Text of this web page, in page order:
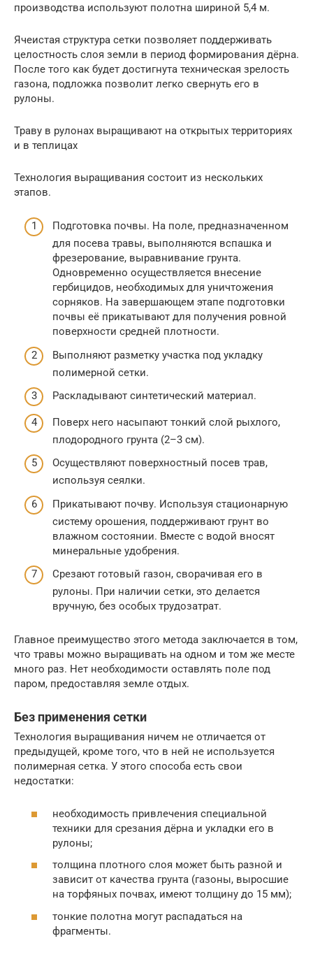
производства используют полотна шириной 5,4 м.
Ячеистая структура сетки позволяет поддерживать
целостность слоя земли в период формирования дёрна.
После того как будет достигнута техническая зрелость
газона, подложка позволит легко свернуть его в
рулоны.
Траву в рулонах выращивают на открытых территориях
и в теплицах
Технология выращивания состоит из нескольких
этапов.
Подготовка почвы. На поле, предназначенном
для посева травы, выполняются вспашка и
фрезерование, выравнивание грунта.
Одновременно осуществляется внесение
гербицидов, необходимых для уничтожения
сорняков. На завершающем этапе подготовки
почвы её прикатывают для получения ровной
поверхности средней плотности.
Выполняют разметку участка под укладку
полимерной сетки.
Раскладывают синтетический материал.
Поверх него насыпают тонкий слой рыхлого,
плодородного грунта (2–3 см).
Осуществляют поверхностный посев трав,
используя сеялки.
Прикатывают почву. Используя стационарную
систему орошения, поддерживают грунт во
влажном состоянии. Вместе с водой вносят
минеральные удобрения.
Срезают готовый газон, сворачивая его в
рулоны. При наличии сетки, это делается
вручную, без особых трудозатрат.
Главное преимущество этого метода заключается в том,
что травы можно выращивать на одном и том же месте
много раз. Нет необходимости оставлять поле под
паром, предоставляя земле отдых.
Без применения сетки
Технология выращивания ничем не отличается от
предыдущей, кроме того, что в ней не используется
полимерная сетка. У этого способа есть свои
недостатки:
необходимость привлечения специальной
техники для срезания дёрна и укладки его в
рулоны;
толщина плотного слоя может быть разной и
зависит от качества грунта (газоны, выросшие
на торфяных почвах, имеют толщину до 15 мм);
тонкие полотна могут распадаться на
фрагменты.